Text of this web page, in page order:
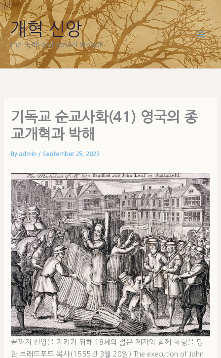
Skip
to
content
개혁 신앙
The Truth and Gospel Mission
기독교 순교사화(41) 영국의 종
교개혁과 박해
By admin / September 25, 2023
끝까지 신앙을 지키기 위해 18세의 젊은 제자와 함께 화형을 당
한 브래드포드 목사(1555년 3월 20일) The execution of John